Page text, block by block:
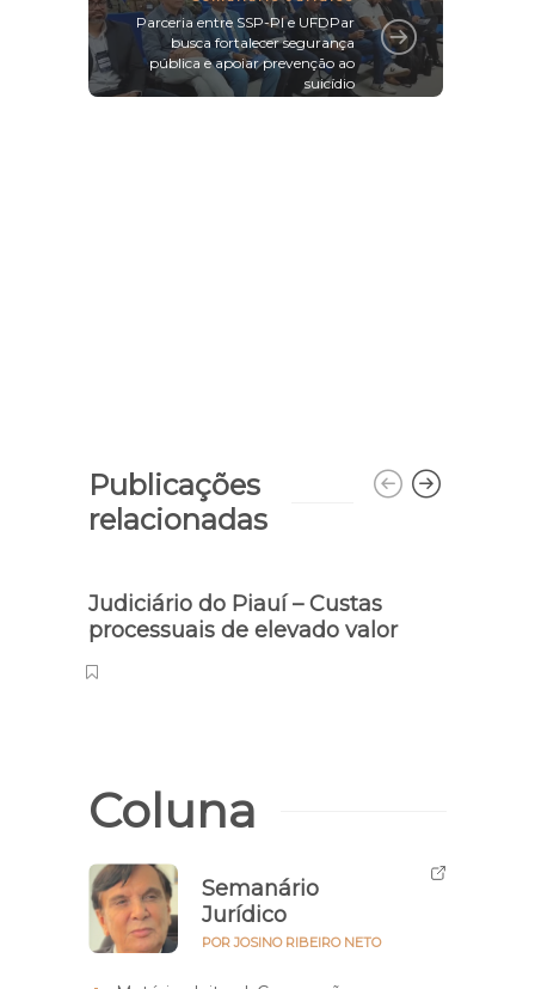
Semanário Jurídico
Parceria entre SSP-PI e UFDPar
busca fortalecer segurança
Publicações
Judiciário do Piauí – Custas
processuais de elevado valor
Coluna
Semanário